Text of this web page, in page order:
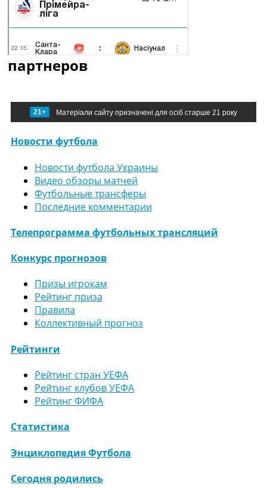
партнеров
21+ Матеріали сайту призначені для осіб старше 21 року
Новости футбола
Новости футбола Украины
Видео обзоры матчей
Футбольные трансферы
Последние комментарии
Телепрограмма футбольных трансляций
Конкурс прогнозов
Призы игрокам
Рейтинг приза
Правила
Коллективный прогноз
Рейтинги
Рейтинг стран УЕФА
Рейтинг клубов УЕФА
Рейтинг ФИФА
Статистика
Энциклопедия Футбола
Сегодня родились